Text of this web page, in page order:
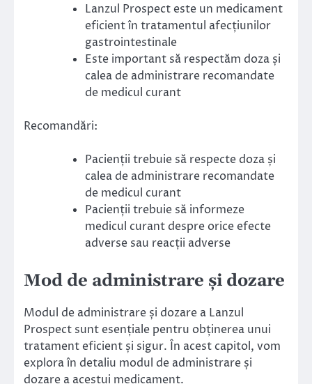
Lanzul Prospect este un medicament
eficient în tratamentul afecțiunilor
gastrointestinale
Este important să respectăm doza și
calea de administrare recomandate
de medicul curant
Recomandări:
Pacienții trebuie să respecte doza și
calea de administrare recomandate
de medicul curant
Pacienții trebuie să informeze
medicul curant despre orice efecte
adverse sau reacții adverse
Mod de administrare și dozare
Modul de administrare și dozare a Lanzul
Prospect sunt esențiale pentru obținerea unui
tratament eficient și sigur. În acest capitol, vom
explora în detaliu modul de administrare și
dozare a acestui medicament.